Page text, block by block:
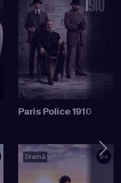
Paris Police 1910
Dramă 9+